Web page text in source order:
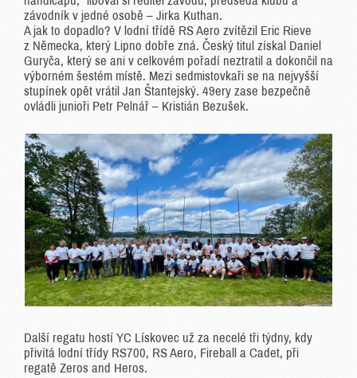
závodník v jedné osobě – Jirka Kuthan.
A jak to dopadlo? V lodní třídě RS Aero zvítězil Eric Rieve
z Německa, který Lipno dobře zná. Český titul získal Daniel
Guryča, který se ani v celkovém pořadí neztratil a dokončil na
výborném šestém místě. Mezi sedmistovkaři se na nejvyšší
stupínek opět vrátil Jan Štantejský. 49ery zase bezpečně
ovládli junioři Petr Pelnář – Kristián Bezušek.
Další regatu hostí YC Lískovec už za necelé tři týdny, kdy
přivítá lodní třídy RS700, RS Aero, Fireball a Cadet, při
regatě Zeros and Heros.